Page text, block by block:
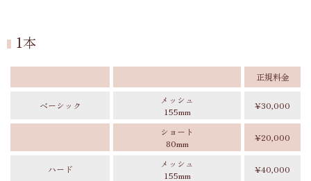
1本
正規料金
ベーシック
メッシュ
155mm
¥30,000
ショート
80mm
¥20,000
ハード
メッシュ
155mm
¥40,000